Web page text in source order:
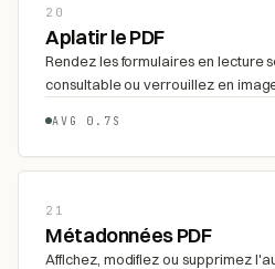
20
Aplatir le PDF
Rendez les formulaires en lecture
consultable ou verrouillez en
AVG 0.7S
21
Métadonnées PDF
Affichez, modifiez ou supprimez